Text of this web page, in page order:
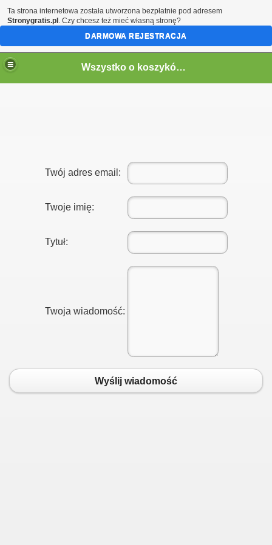
Wszystko o koszykówce
Twój adres email:
Twoje imię:
Tytuł:
Twoja wiadomość:
Wyślij wiadomość
Ta strona internetowa została utworzona bezpłatnie pod adresem
Stronygratis.pl . Czy chcesz też mieć własną stronę?
DARMOWA REJESTRACJA